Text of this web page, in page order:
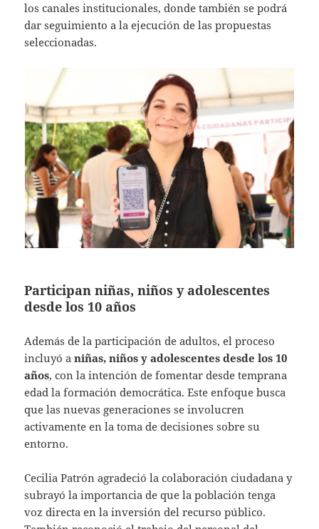
los canales institucionales, donde también se podrá
dar seguimiento a la ejecución de las propuestas
seleccionadas.
Participan niñas, niños y adolescentes
desde los 10 años
Además de la participación de adultos, el proceso
incluyó aniñas, niños y adolescentes desde los 10
años, con la intención de fomentar desde temprana
edad la formación democrática. Este enfoque busca
que las nuevas generaciones se involucren
activamente en la toma de decisiones sobre su
entorno.
Cecilia Patrón agradeció la colaboración ciudadana y
subrayó la importancia de que la población tenga
voz directa en la inversión del recurso público.